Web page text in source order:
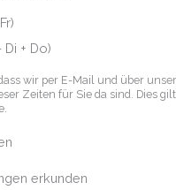
Di + Do)
wir per E-Mail und über
Zeiten für Sie da sind. Dies
erkunden